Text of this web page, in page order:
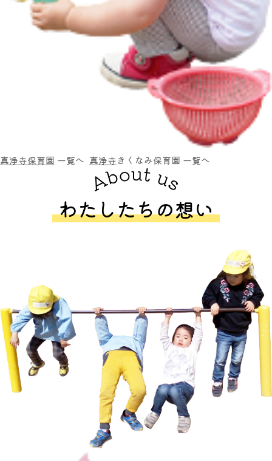
真浄寺保育園 一覧へ 真浄寺きくなみ保育園 一覧へ
わたしたちの想い